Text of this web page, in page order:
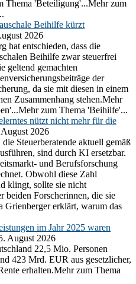
Thema 'Beteiligung'...Mehr zum
Beihilfe kürzt
2026
hat entschieden, dass die
Beihilfe zwar steuerfrei
geltend gemachten
der
da sie mit diesen in einem
Zusammenhang stehen.Mehr
zum Thema 'Beihilfe'...
nützt nicht mehr für die
2026
Steuerberatende aktuell gemäß
sind durch KI ersetzbar.
und Berufsforschung
Obwohl diese Zahl
klingt, sollte sie nicht
beiden Forscherinnen, die sie
Grienberger erklärt, warum das
im Jahr 2025 waren
August 2026
22,5 Mio. Personen
423 Mrd. EUR aus gesetzlicher,
erhalten.Mehr zum Thema